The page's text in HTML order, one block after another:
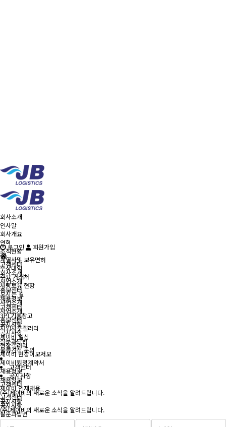
회사소개
인사말
회사개요
연혁
조직현황
계열사및 보유면허
수상내역
주요 거래처
차량보유 현황
오시는 길
사업소개
사업소개
홍보센터
지입차주갤러리
제이비 일상
현장갤러리
제이비 현장이모저모
제이비원청계약서
채용정보
채용정보
제이비 인재채용
고객센터
공지사항
질문과답변
물류견적 문의
로그인
회원가입
고객센터
회사소개
사업소개
홍보센터
채용정보
고객센터
3PL기흥창고
공지사항
공지사항
질문과답변
물류견적 문의
고객센터
공지사항
고객센터
(주)제이비의 새로운 소식을 알려드립니다.
공지사항
(주)제이비의 새로운 소식을 알려드립니다.